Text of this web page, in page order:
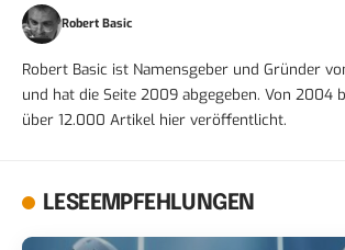
Robert Basic
Robert Basic ist Namensgeber und Gründer
und hat die Seite 2009 abgegeben. Von 2004
über 12.000 Artikel hier veröffentlicht.
LESEEMPFEHLUNGEN